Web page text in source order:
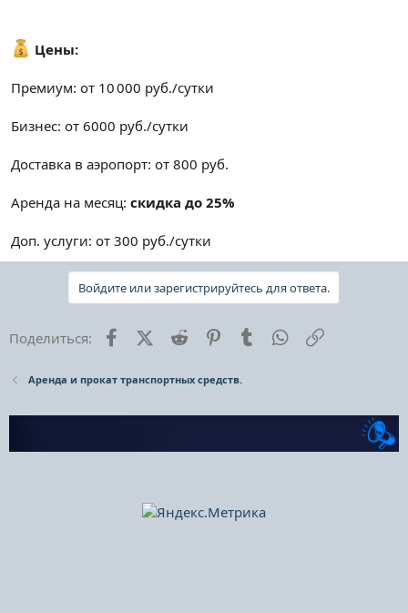
Цены:
Премиум: от 10 000 руб./сутки
Бизнес: от 6000 руб./сутки
Доставка в аэропорт: от 800 руб.
Аренда на месяц: скидка до 25%
Доп. услуги: от 300 руб./сутки
Войдите или зарегистрируйтесь для ответа.
Поделиться: FacebookX (Twitter)
Reddit PinterestTumblr WhatsApp
Аренда и прокат транспортных средств.